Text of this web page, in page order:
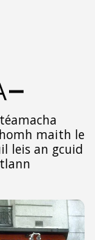
maith le
leis an gcuid